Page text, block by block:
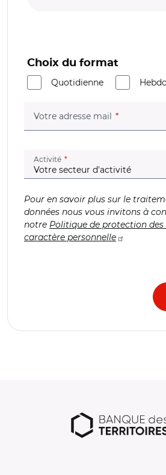
Choix du format
Quotidienne
Votre adresse mail (champ
Activité (champ obligatoire)
Pour en savoir plus sur le
données nous vous invitons à
notre Politique de protection des
caractère personnelle